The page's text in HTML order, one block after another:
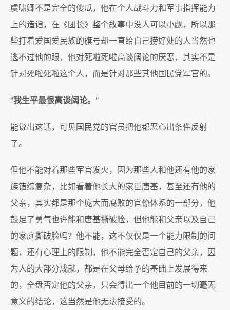
虞啸卿不是完全的傻瓜，他在个人战斗力和军事指挥能力
上的造诣，在《团长》整个故事中没人可以小觑，所以那
些打着爱国爱民族的旗号却一直给自己捞好处的人当然也
逃不过他的眼，他对死啦死啦高谈阔论的厌恶，其实不是
针对死啦死啦这个人，而是针对那些其他国民党军官的。
“我生平最恨高谈阔论。”
能说出这话，可见国民党的官员把他都恶心出条件反射
了。
但他不能对着那些军官发火，因为那些人和他还有他的家
族错综复杂，比如看着他长大的家臣唐基，甚至还有他的
父亲，其实都是那个庞大而腐败的官僚体系的一部分，他
鼓足了勇气也许能和唐基撕破脸，但他能和父亲以及自己
的家庭撕破脸吗？他不能，这不仅仅是一个能力限制的问
题，还有心理上的限制，他不能完全否定自己的父亲，因
为人的大部分成就，都是在父母给予的基础上发展得来
的，全盘否定他的父亲，只会得出一个他目前的一切毫无
意义的结论，这当然是他无法接受的。